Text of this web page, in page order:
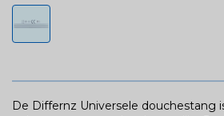
De Differnz Universele douchestang